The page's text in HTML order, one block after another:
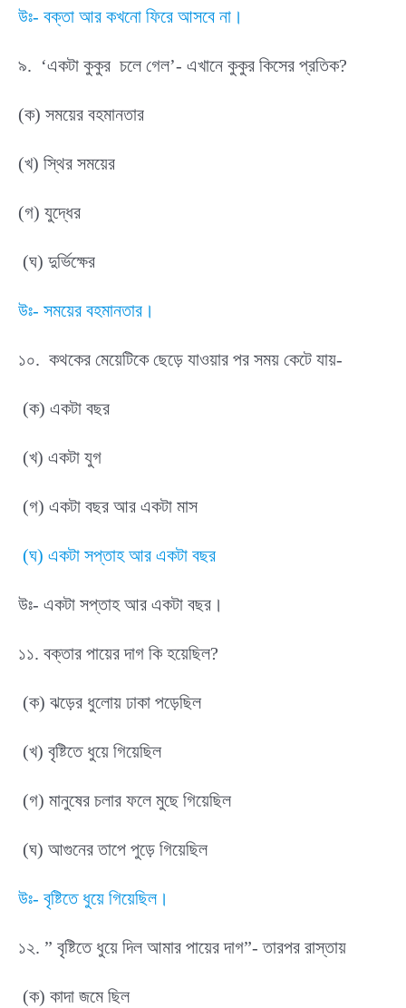
উঃ- বক্তা আর কখনো ফিরে আসবে না।
৯. ‘একটা কুকুর চলে গেল’- এখানে কুকুর কিসের প্রতিক?
(ক) সময়ের বহমানতার
(খ) স্থির সময়ের
(গ) যুদ্ধের
(ঘ) দুর্ভিক্ষের
উঃ- সময়ের বহমানতার।
১০. কথকের মেয়েটিকে ছেড়ে যাওয়ার পর সময় কেটে যায়-
(ক) একটা বছর
(খ) একটা যুগ
(গ) একটা বছর আর একটা মাস
(ঘ) একটা সপ্তাহ আর একটা বছর
উঃ- একটা সপ্তাহ আর একটা বছর।
১১. বক্তার পায়ের দাগ কি হয়েছিল?
(ক) ঝড়ের ধুলোয় ঢাকা পড়েছিল
(খ) বৃষ্টিতে ধুয়ে গিয়েছিল
(গ) মানুষের চলার ফলে মুছে গিয়েছিল
(ঘ) আগুনের তাপে পুড়ে গিয়েছিল
উঃ- বৃষ্টিতে ধুয়ে গিয়েছিল।
১২. ” বৃষ্টিতে ধুয়ে দিল আমার পায়ের দাগ”- তারপর রাস্তায়
(ক) কাদা জমে ছিল